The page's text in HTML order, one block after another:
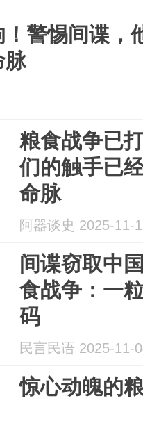
警惕间谍，
脉
粮食战争已
们的触手已
命脉
阿器谈史 2025-11-
间谍窃取中
食战争：一
码
民言民语 2025-11-
惊心动魄的